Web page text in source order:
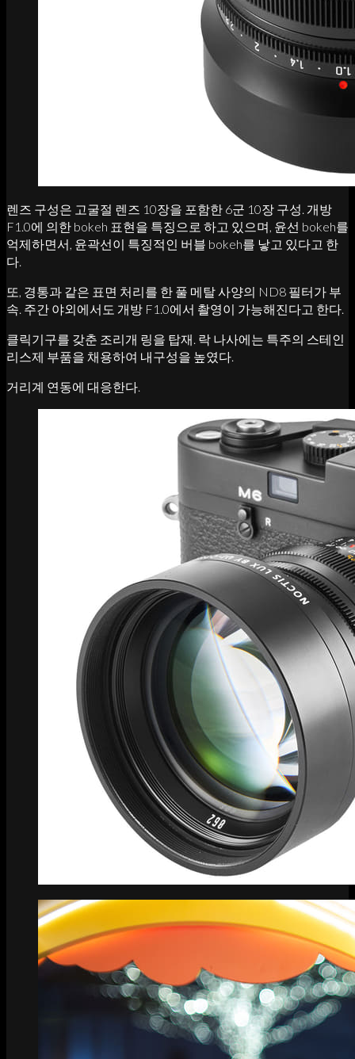
렌즈 구성은 고굴절 렌즈 10장을 포함한 6군 10장 구성. 개방
F1.0에 의한 bokeh 표현을 특징으로 하고 있으며, 윤선 bokeh를
억제하면서, 윤곽선이 특징적인 버블 bokeh를 낳고 있다고 한
다.
또, 경통과 같은 표면 처리를 한 풀 메탈 사양의 ND8 필터가 부
속. 주간 야외에서도 개방 F1.0에서 촬영이 가능해진다고 한다.
클릭기구를 갖춘 조리개 링을 탑재. 락 나사에는 특주의 스테인
리스제 부품을 채용하여 내구성을 높였다.
거리계 연동에 대응한다.